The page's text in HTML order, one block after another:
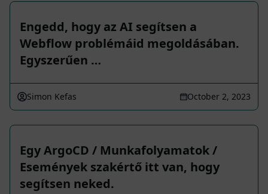
Engedd, hogy az AI segítsen a
Webflow problémáid megoldásában.
Egyszerűen …
Simon Kefas October 2, 2023
Egy ArgoCD / Munkafolyamatok /
Események szakértő itt van, hogy
segítsen neked.